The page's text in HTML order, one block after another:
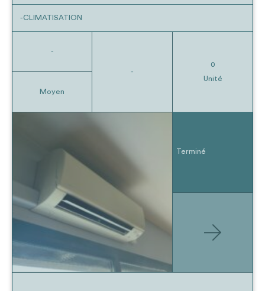
-CLIMATISATION
-
Moyen
-
0
Unité
Terminé